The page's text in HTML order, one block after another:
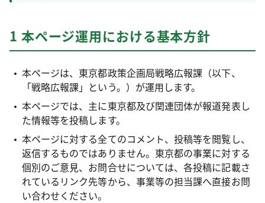
1 本ページ運用における基本方針
本ページは、東京都政策企画局戦略広報課（以下、
「戦略広報課」という。）が運用します。
本ページでは、主に東京都及び関連団体が報道発表し
た情報等を投稿します。
本ページに対する全てのコメント、投稿等を閲覧し、
返信するものではありません。東京都の事業に対する
個別のご意見、お問合せについては、各投稿に記載さ
れているリンク先等から、事業等の担当課へ直接お問
い合わせください。